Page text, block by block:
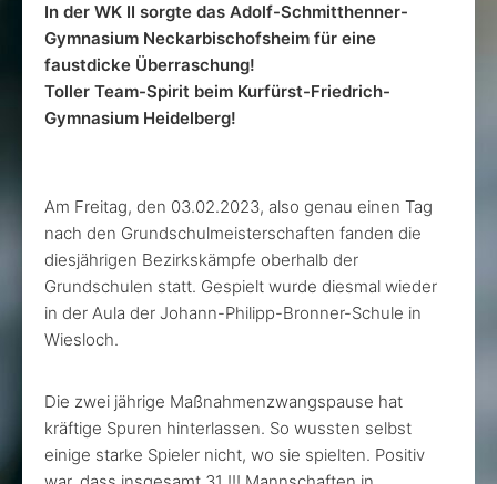
In der WK II sorgte das Adolf-Schmitthenner-
Gymnasium Neckarbischofsheim für eine
faustdicke Überraschung!
Toller Team-Spirit beim Kurfürst-Friedrich-
Gymnasium Heidelberg!
Am Freitag, den 03.02.2023, also genau einen Tag
nach den Grundschulmeisterschaften fanden die
diesjährigen Bezirkskämpfe oberhalb der
Grundschulen statt. Gespielt wurde diesmal wieder
in der Aula der Johann-Philipp-Bronner-Schule in
Wiesloch.
Die zwei jährige Maßnahmenzwangspause hat
kräftige Spuren hinterlassen. So wussten selbst
einige starke Spieler nicht, wo sie spielten. Positiv